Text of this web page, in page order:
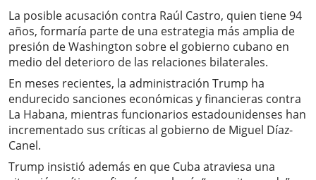
La posible acusación contra Raúl Castro, quien tiene 94
años, formaría parte de una estrategia más amplia de
presión de Washington sobre el gobierno cubano en
medio del deterioro de las relaciones bilaterales.
En meses recientes, la administración Trump ha
endurecido sanciones económicas y financieras contra
La Habana, mientras funcionarios estadounidenses han
incrementado sus críticas al gobierno de Miguel Díaz-
Canel.
Trump insistió además en que Cuba atraviesa una